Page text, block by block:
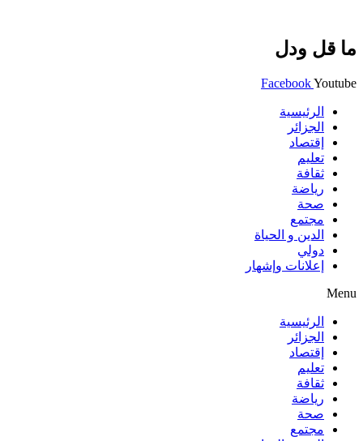
ما قل ودل
FacebookYoutube
الرئيسية
الجزائر
إقتصاد
تعليم
ثقافة
رياضة
صحة
مجتمع
الدين و الحياة
دولي
إعلانات وإشهار
Menu
الرئيسية
الجزائر
إقتصاد
تعليم
ثقافة
رياضة
صحة
مجتمع